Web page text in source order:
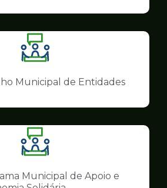
Conselhos
Ilustração
da
pagina
Conselhos
Municipal de Entidades
Ilustração
da
pagina
Municipal de Apoio e